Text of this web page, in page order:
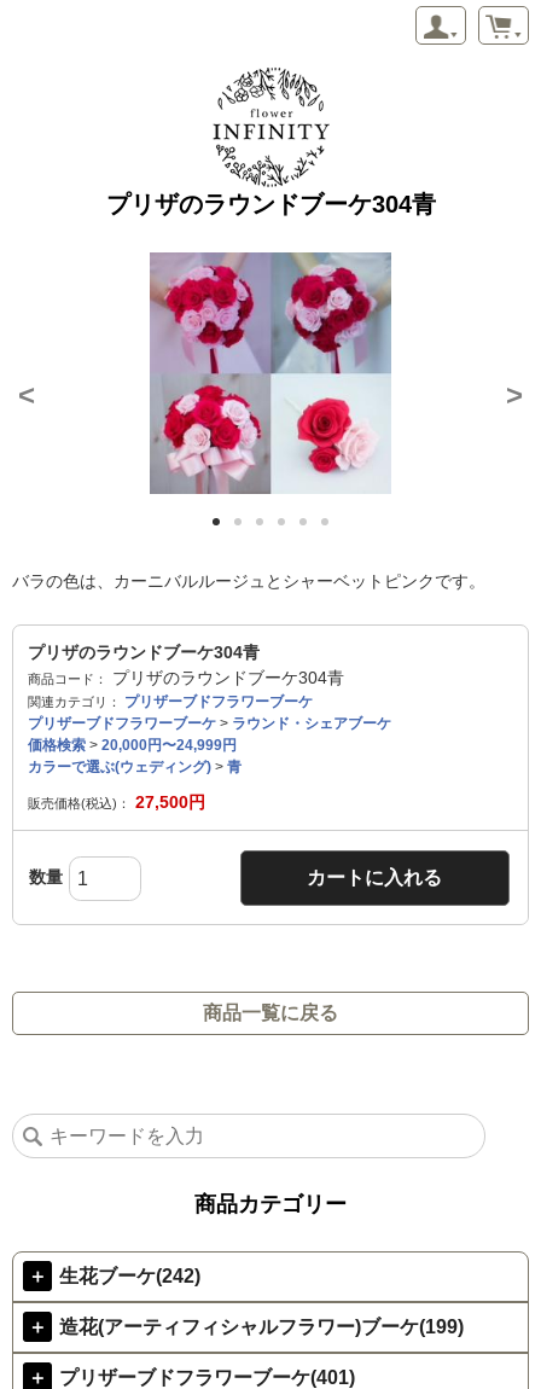
プリザのラウンドブーケ304青
< >
バラの色は、カーニバルルージュとシャーベットピンクです。
プリザのラウンドブーケ304青
商品コード： プリザのラウンドブーケ304青
関連カテゴリ：
プリザーブドフラワーブーケ
プリザーブドフラワーブーケ > ラウンド・シェアブーケ
価格検索 > 20,000円〜24,999円
カラーで選ぶ(ウェディング) > 青
販売価格(税込)： 27,500円
数量 カートに入れる
商品一覧に戻る
商品カテゴリー
＋ 生花ブーケ(242)
＋ 造花(アーティフィシャルフラワー)ブーケ(199)
＋ プリザーブドフラワーブーケ(401)